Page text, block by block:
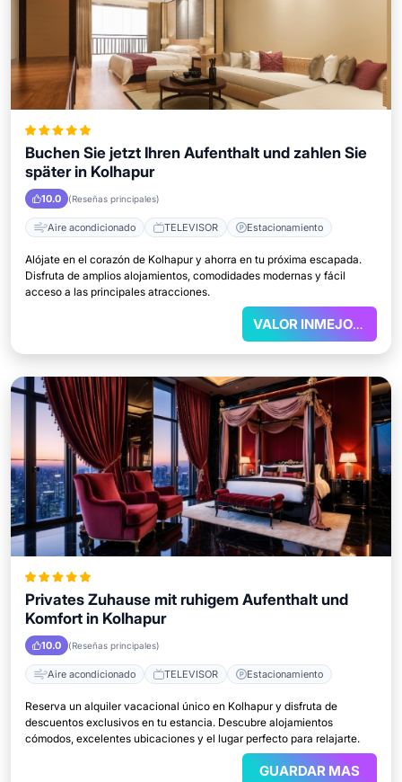
Buchen Sie jetzt Ihren Aufenthalt und zahlen Sie
später in Kolhapur
10.0 (Reseñas principales)
Aire acondicionado TELEVISOR Estacionamiento
Alójate en el corazón de Kolhapur y ahorra en tu próxima escapada.
Disfruta de amplios alojamientos, comodidades modernas y fácil
acceso a las principales atracciones.
VALOR INMEJORABLE
Privates Zuhause mit ruhigem Aufenthalt und
Komfort in Kolhapur
10.0 (Reseñas principales)
Aire acondicionado TELEVISOR Estacionamiento
Reserva un alquiler vacacional único en Kolhapur y disfruta de
descuentos exclusivos en tu estancia. Descubre alojamientos
cómodos, excelentes ubicaciones y el lugar perfecto para relajarte.
GUARDAR MAS